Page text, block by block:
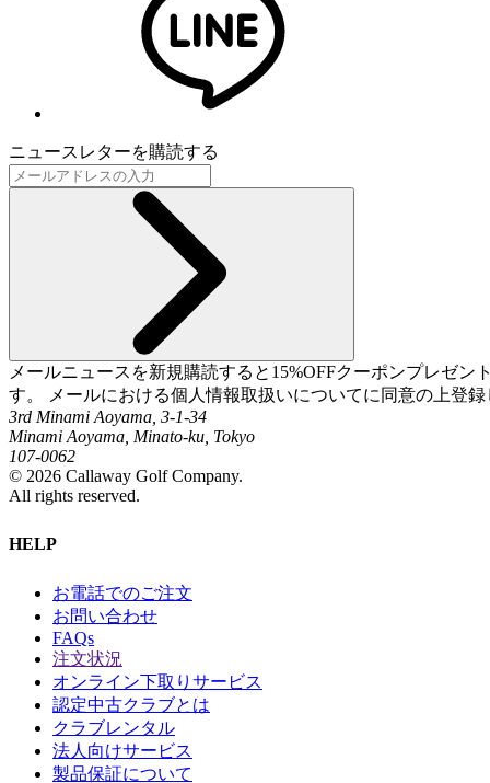
ニュースレターを購読する
メールニュースを新規購読すると15%OFFクーポンプレゼ
す。 メールにおける個人情報取扱いについてに同意の上登
3rd Minami Aoyama, 3-1-34
Minami Aoyama, Minato-ku, Tokyo
107-0062
© 2026 Callaway Golf Company.
All rights reserved.
HELP
お電話でのご注文
お問い合わせ
FAQs
注文状況
オンライン下取りサービス
認定中古クラブとは
クラブレンタル
法人向けサービス
製品保証について